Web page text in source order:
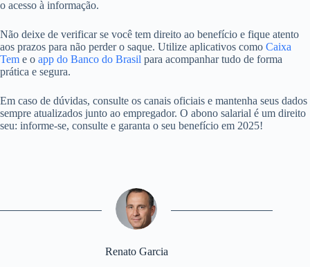
o acesso à informação.
Não deixe de verificar se você tem direito ao benefício e fique atento
aos prazos para não perder o saque. Utilize aplicativos como Caixa
Tem e o app do Banco do Brasil para acompanhar tudo de forma
prática e segura.
Em caso de dúvidas, consulte os canais oficiais e mantenha seus dados
sempre atualizados junto ao empregador. O abono salarial é um direito
seu: informe-se, consulte e garanta o seu benefício em 2025!
Renato Garcia